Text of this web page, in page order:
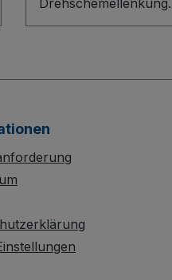
Drehschemellenkung
Extrem robust und
Industrieanhänger mit
überzeugt durch eine
pulsgeschweißte
Siebdruck-Ladefläche
und schwerem